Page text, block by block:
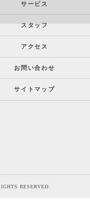
サービス
スタッフ
アクセス
お問い合わせ
サイトマップ
RESERVED.